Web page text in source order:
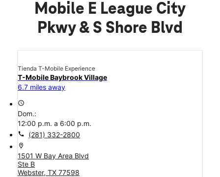
Mobile E League City
Pkwy & S Shore Blvd
Tienda T-Mobile Experience
T-Mobile Baybrook Village
6.7 miles away
access_time
Dom.:
12:00 p.m. a 6:00 p.m.
call (281) 332-2800
location_on
1501 W Bay Area Blvd
Ste B
Webster, TX 77598